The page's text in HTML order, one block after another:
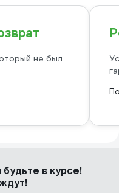
не был
в курсе!